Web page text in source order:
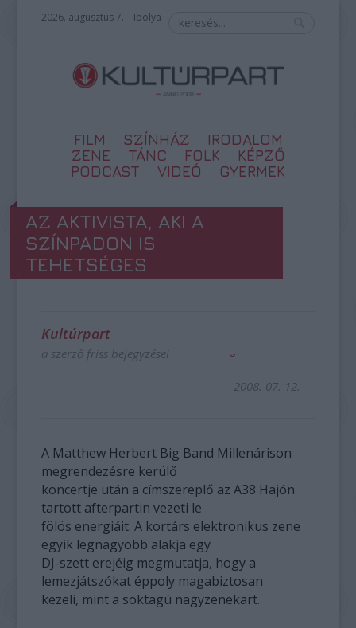
2026. augusztus 7. – Ibolya
FILM SZÍNHÁZ
IRODALOM
ZENE
TÁNC FOLK
KÉPZŐ
PODCAST
VIDEÓ GYERMEK
AZ AKTIVISTA, AKI A
SZÍNPADON IS
TEHETSÉGES
Kultúrpart
a szerző friss bejegyzései
2008. 07. 12.
A Matthew Herbert Big Band Millenárison
megrendezésre kerülő
koncertje után a címszereplő az A38 Hajón
tartott afterpartin vezeti le
fölös energiáit. A kortárs elektronikus zene
egyik legnagyobb alakja egy
DJ-szett erejéig megmutatja, hogy a
lemezjátszókat éppoly magabiztosan
kezeli, mint a soktagú nagyzenekart.